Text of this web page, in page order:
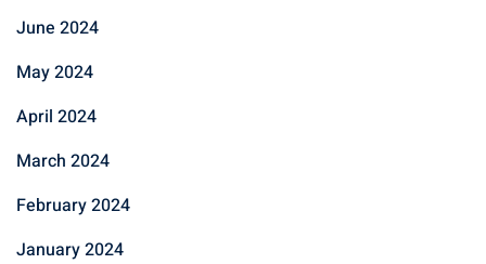
June 2024
May 2024
April 2024
March 2024
February 2024
January 2024